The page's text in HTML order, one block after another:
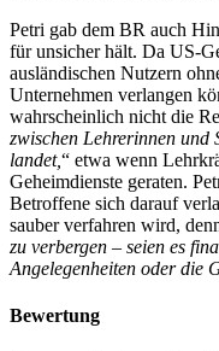
Petri gab dem BR auch
für unsicher hält. Da US-
ausländischen Nutzern
Unternehmen verlangen
wahrscheinlich nicht die
zwischen Lehrerinnen und
landet,“ etwa wenn
Geheimdienste geraten.
Betroffene sich darauf
sauber verfahren wird,
zu verbergen – seien es
Angelegenheiten oder die
Bewertung